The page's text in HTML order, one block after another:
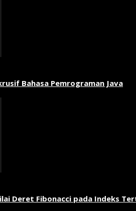
Bahasa Pemrograman Java
Deret Fibonacci pada Indeks